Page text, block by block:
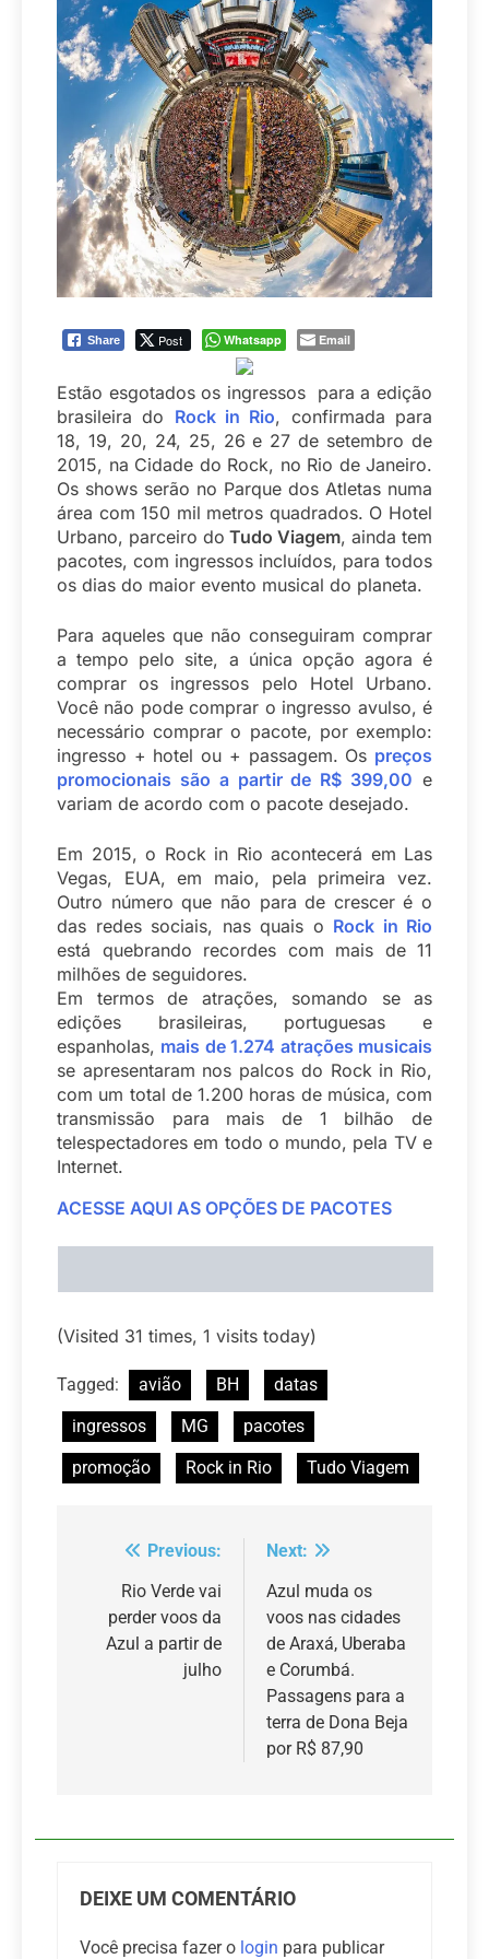
Share Post Whatsapp Email
Estão esgotados os ingressos para a edição
brasileira do Rock in Rio, confirmada para
18, 19, 20, 24, 25, 26 e 27 de setembro de
2015, na Cidade do Rock, no Rio de Janeiro.
Os shows serão no Parque dos Atletas numa
área com 150 mil metros quadrados. O Hotel
Urbano, parceiro do Tudo Viagem, ainda tem
pacotes, com ingressos incluídos, para todos
os dias do maior evento musical do planeta.
Para aqueles que não conseguiram comprar
a tempo pelo site, a única opção agora é
comprar os ingressos pelo Hotel Urbano.
Você não pode comprar o ingresso avulso, é
necessário comprar o pacote, por exemplo:
ingresso + hotel ou + passagem. Os preços
promocionais são a partir de R$ 399,00 e
variam de acordo com o pacote desejado.
Em 2015, o Rock in Rio acontecerá em Las
Vegas, EUA, em maio, pela primeira vez.
Outro número que não para de crescer é o
das redes sociais, nas quais o Rock in Rio
está quebrando recordes com mais de 11
milhões de seguidores.
Em termos de atrações, somando se as
edições brasileiras, portuguesas e
espanholas, mais de 1.274 atrações musicais
se apresentaram nos palcos do Rock in Rio,
com um total de 1.200 horas de música, com
transmissão para mais de 1 bilhão de
telespectadores em todo o mundo, pela TV e
Internet.
ACESSE AQUI AS OPÇÕES DE PACOTES
(Visited 31 times, 1 visits today)
Tagged: avião BH
datas
ingressos
MG
pacotes
promoção
Rock in Rio Tudo Viagem
Navegação
Post
Previous:
Rio Verde vai
perder voos da
Azul a partir de
julho
Next:
Azul muda os
voos nas cidades
de Araxá, Uberaba
e Corumbá.
Passagens para a
terra de Dona Beja
por R$ 87,90
DEIXE UM COMENTÁRIO
Você precisa fazer o login para publicar